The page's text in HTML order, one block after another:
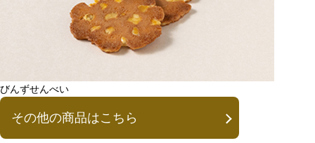
びんずせんべい
その他の商品はこちら